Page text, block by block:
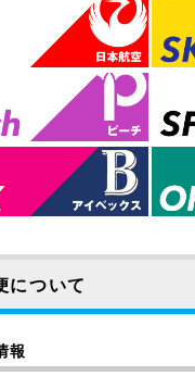
について
報